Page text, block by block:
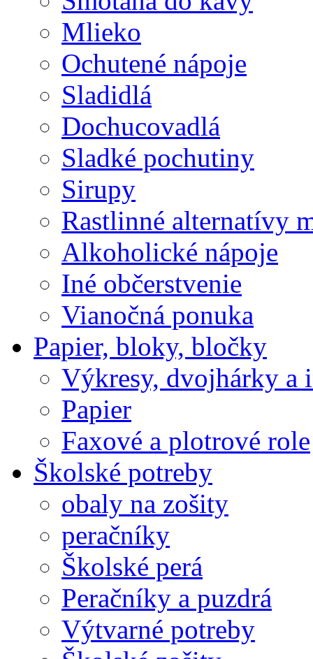
Mlieko
Ochutené nápoje
Sladidlá
Dochucovadlá
Sladké pochutiny
Sirupy
Rastlinné alternatívy
Alkoholické nápoje
Iné občerstvenie
Vianočná ponuka
Papier, bloky, bločky
Výkresy, dvojhárky a
Papier
Faxové a plotrové role
Školské potreby
obaly na zošity
peračníky
Školské perá
Peračníky a puzdrá
Výtvarné potreby